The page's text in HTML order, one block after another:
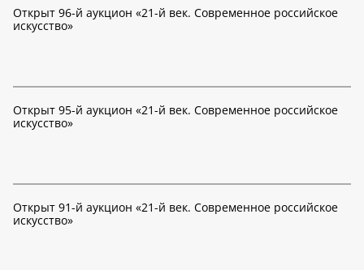
Открыт 96-й аукцион «21-й век. Современное российское
искусство»
Открыт 95-й аукцион «21-й век. Современное российское
искусство»
Открыт 91-й аукцион «21-й век. Современное российское
искусство»